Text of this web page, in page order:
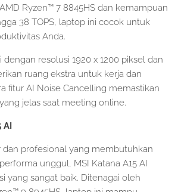
Ryzen™ 7 8845HS dan kemampuan
38 TOPS, laptop ini cocok untuk
Anda.
dengan resolusi 1920 x 1200 piksel dan
ruang ekstra untuk kerja dan
fitur AI Noise Cancelling memastikan
jelas saat meeting online.
dan profesional yang membutuhkan
unggul, MSI Katana A15 AI
yang sangat baik. Ditenagai oleh